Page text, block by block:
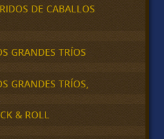
DE CABALLOS
GRANDES TRÍOS
GRANDES TRÍOS,
& ROLL